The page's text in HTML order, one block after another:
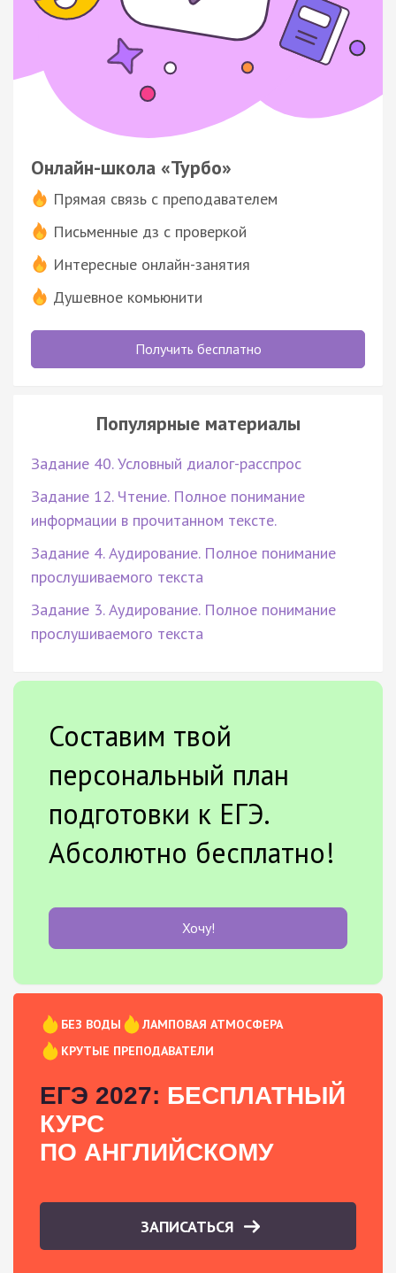
Онлайн-школа «Турбо»
Прямая связь с преподавателем
Письменные дз с проверкой
Интересные онлайн-занятия
Душевное комьюнити
Получить бесплатно
Популярные материалы
Задание 40. Условный диалог-расспрос
Задание 12. Чтение. Полное понимание
информации в прочитанном тексте.
Задание 4. Аудирование. Полное понимание
прослушиваемого текста
Задание 3. Аудирование. Полное понимание
прослушиваемого текста
Составим твой
персональный план
подготовки к ЕГЭ.
Абсолютно бесплатно!
Хочу!
БЕЗ ВОДЫ
ЛАМПОВАЯ АТМОСФЕРА
КРУТЫЕ ПРЕПОДАВАТЕЛИ
ЕГЭ 2027: БЕСПЛАТНЫЙ
КУРС
ПО АНГЛИЙСКОМУ
ЗАПИСАТЬСЯ